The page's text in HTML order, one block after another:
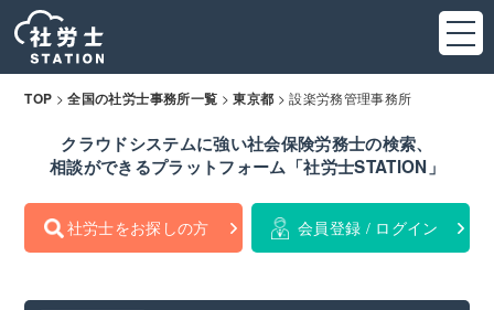
TOP >全国の社労士事務所一覧 >東京都 >設楽労務管理事務所
クラウドシステムに強い社会保険労務士の検索、
相談ができるプラットフォーム「社労士STATION」
社労士をお探しの方 会員登録 / ログイン